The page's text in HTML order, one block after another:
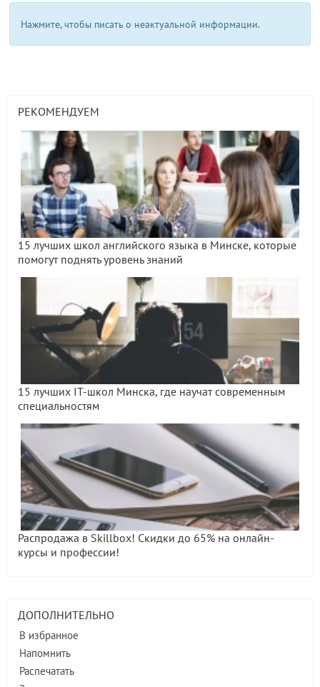
Нажмите, чтобы писать о неактуальной информации.
РЕКОМЕНДУЕМ
15 лучших школ английского языка в Минске, которые
помогут поднять уровень знаний
15 лучших IT-школ Минска, где научат современным
специальностям
Распродажа в Skillbox! Скидки до 65% на онлайн-
курсы и профессии!
ДОПОЛНИТЕЛЬНО
В избранное
Напомнить
Распечатать